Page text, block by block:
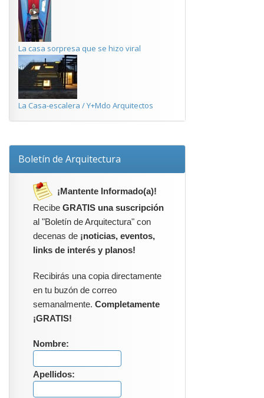
La casa sorpresa que se hizo viral
La Casa-escalera / Y+Mdo Arquitectos
Boletín de Arquitectura
¡Mantente Informado(a)!
Recibe GRATIS una suscripción
al "Boletín de Arquitectura" con
decenas de ¡noticias, eventos,
links de interés y planos!
Recibirás una copia directamente
en tu buzón de correo
semanalmente. Completamente
¡GRATIS!
Nombre:
Apellidos: